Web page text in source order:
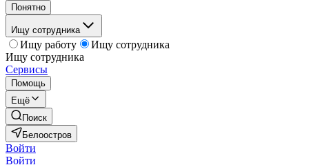
Понятно
Ищу сотрудника
Ищу работу
Ищу сотрудника
Ищу сотрудника
Сервисы
Помощь
Ещё
Поиск
Белоостров
Войти
Войти